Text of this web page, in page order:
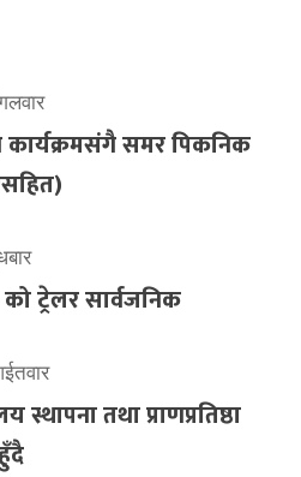
कार्यक्रमसंगै समर पिकनिक
ट्रेलर सार्वजनिक
तथा प्राणप्रतिष्ठा